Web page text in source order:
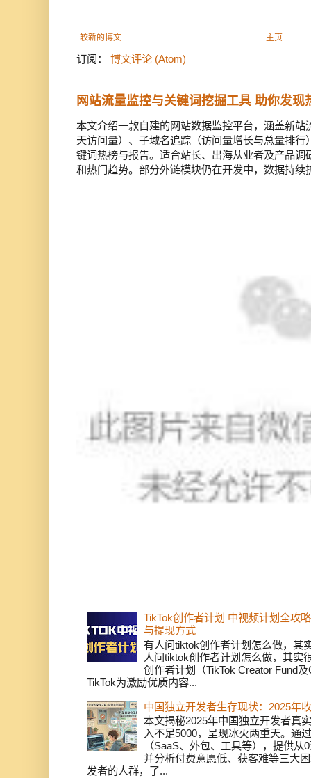
较新的博文 主页
订阅： 博文评论 (Atom)
网站流量监控与关键词挖掘工具 助你发现
本文介绍一款自建的网站数据监控平台，涵盖新站
天访问量）、子域名追踪（访问量增长与总量排
键词热榜与报告。适合站长、出海从业者及产品
和热门趋势。部分外链模块仍在开发中，数据持续
TikTok创作者计划 中视频计划全攻
与提现方式
有人问tiktok创作者计划怎么做，其
人问tiktok创作者计划怎么做，其实
创作者计划（TikTok Creator Fund
TikTok为激励优质内容...
中国独立开发者生存现状：2025年
本文揭秘2025年中国独立开发者真
入不足5000，呈现冰火两重天。通
（SaaS、外包、工具等），提供
并分析付费意愿低、获客难等三大
发者的人群，了...